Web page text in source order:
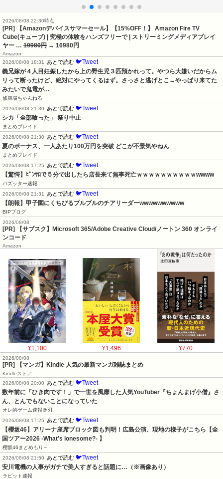
2026/08/08 22:30時点
[PR] 【Amazonデバイスサマーセール】【15%OFF！】 Amazon Fire TV
Cube(キューブ) | 究極の体験をハンズフリーで | ストリーミングメディアプレイ
ヤー … 19980円 → 16980円
Amazon
2026/08/08 18:31
あとで読む 🐦Tweet
義兄嫁が４人目妊娠したから上の野生児３匹預かれって。やつら大嫌いだからム
リって断ったけど、絶対にやってくるはず。さっさと逃げとこ→やっぱり来てた
みたいで鬼電が…
修羅場ちゃんねる
2026/08/08 21:30
あとで読む 🐦Tweet
シカ「全部喰った」 祭り中止
まとめブレイド
2026/08/08 21:30
あとで読む 🐦Tweet
夏のボーナス、一人あたり100万円を突破 どこが不景気やねん
まとめブレイド
2026/08/08 17:25
あとで読む 🐦Tweet
【驚愕】ﾋﾟﾝｻﾛで５分で出したら店長来て無事死亡ｗｗｗｗｗｗｗｗｗｗwwww
バズッター速報
2026/08/08 21:31
あとで読む 🐦Tweet
【朗報】甲子園にくちびるプルプルのチアリーダーwwwwwwwwww
BIPブログ
2026/08/08
[PR] 【サブスク】Microsoft 365/Adobe Creative Cloud/ノートン 360 オンライ
ンコード
Amazon
¥1,100 ¥1,496 ¥770
2026/08/08
[PR] 【マンガ】Kindle 人気の最新マンガ雑誌まとめ
Kindleストア
2026/08/08 20:00
あとで読む 🐦Tweet
数年前に「ひき肉です！」で一世を風靡した人気YouTuber『ちょんまげ小僧』さ
ん、とんでもないことになっていた
オレ的ゲーム速報＠刃
2026/08/08 17:25
あとで読む 🐦Tweet
【櫻坂46】アリーナ座席ブロック図も判明！広島公演、現地の様子がこちら【全
国ツアー2026 -What’s lonesome?- 】
櫻坂46まとめもり～
2026/08/08 21:50
あとで読む 🐦Tweet
安川電機の人事がガチで美人すぎると話題に…（※画像あり）
ラビット速報